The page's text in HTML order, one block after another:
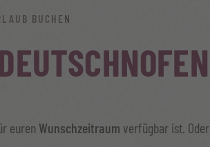
BUCHEN
euren Wunschzeitraum verfügbar ist. Oder